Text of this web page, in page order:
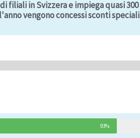
filiali in Svizzera e impiega quasi 300
vengono concessi sconti speciali
93%